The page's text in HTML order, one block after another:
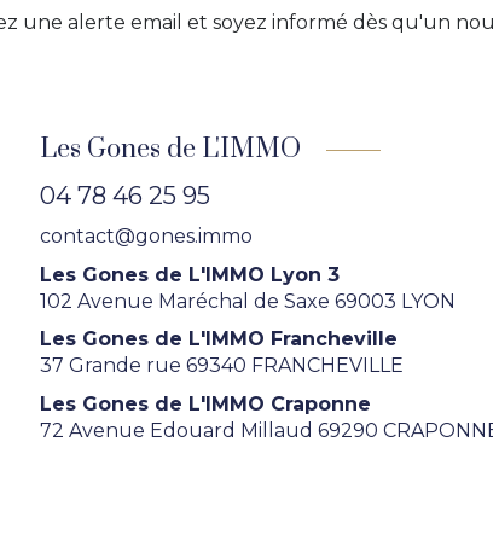
une alerte email et soyez informé dès qu'un
Les Gones de L'IMMO
04 78 46 25 95
contact@gones.immo
Les Gones de L'IMMO Lyon 3
102 Avenue Maréchal de Saxe 69003 LYON
Les Gones de L'IMMO Francheville
37 Grande rue 69340 FRANCHEVILLE
Les Gones de L'IMMO Craponne
72 Avenue Edouard Millaud 69290